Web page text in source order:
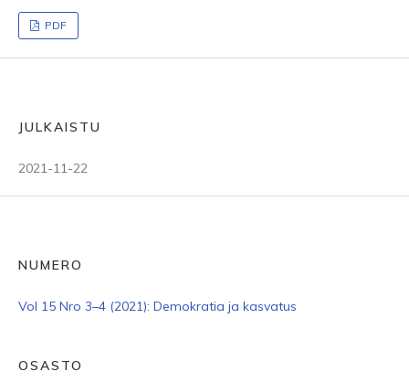
PDF
JULKAISTU
2021-11-22
NUMERO
Vol 15 Nro 3–4 (2021): Demokratia ja kasvatus
OSASTO